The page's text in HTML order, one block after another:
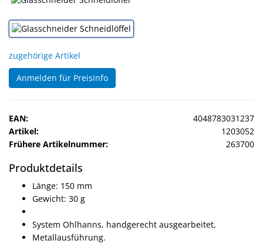
Handelsware
Sport
&
Sonne
Milo
&
Me
JustMILO
NEED
YOU
Optische
zugehörige Artikel
Anmelden für Preisinfo
EAN:
4048783031237
Artikel:
1203052
Frühere Artikelnummer:
263700
Produktdetails
Länge: 150 mm
Gewicht: 30 g
System Ohlhanns, handgerecht ausgearbeitet,
Metallausführung.